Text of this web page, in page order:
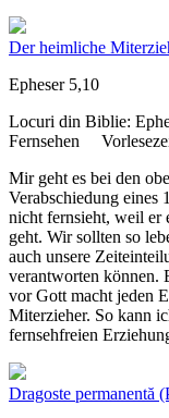
Der heimliche
Epheser 5,10
Locuri din Biblie:
Fernsehen
Mir geht es bei den
Verabschiedung eines
nicht fernsieht, weil er
geht. Wir sollten so
auch unsere
verantworten können.
vor Gott macht jeden
Miterzieher. So kann
fernsehfreien
Dragoste permanentă